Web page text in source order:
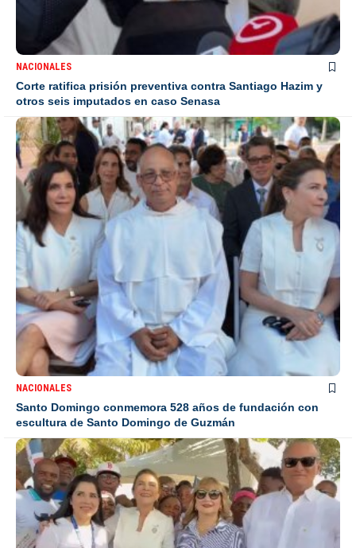
NACIONALES
Corte ratifica prisión preventiva contra Santiago Hazim y
otros seis imputados en caso Senasa
NACIONALES
Santo Domingo conmemora 528 años de fundación con
escultura de Santo Domingo de Guzmán